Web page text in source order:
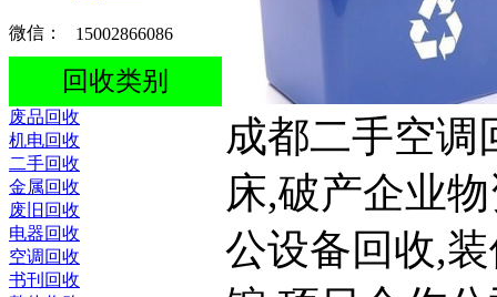
微信： 15002866086
回收类别
废品回收
机电回收
二手回收
金属回收
废旧回收
电器回收
空调回收
书刊回收
成都二手空调
床,破产企业
公设备回收,